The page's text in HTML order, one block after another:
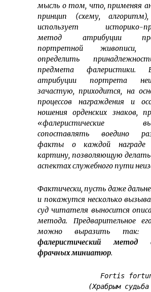
мысль о том, что, применяя
принцип (схему,
использует историко-
метод атрибуции
портретной живописи,
определить
предмета фалеристики.
атрибуции портрета
зачастую, приходится, на
процессов награждения и
ношения орденских знаков,
«фалеристические
сопоставлять воедино
факты о каждой
картину, позволяющую
аспектах служебного пути
Фактически, пусть даже
и покажутся несколько
суд читателя выносится
метода. Предварительное
можно выразить так:
фалеристический метод
фрачных миниатюр.
Fortis
(Храбрым